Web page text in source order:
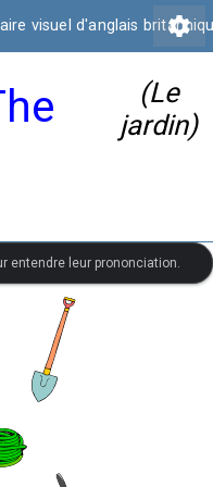
visuel d'anglais settings
(Le
jardin)
entendre leur prononciation.